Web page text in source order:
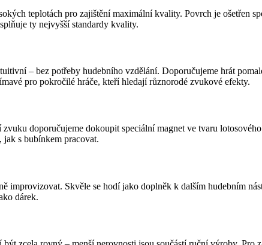
teplotách pro zajištění maximální kvality. Povrch je ošetřen
ty nejvyšší standardy kvality.
– bez potřeby hudebního vzdělání. Doporučujeme hrát
pro pokročilé hráče, kteří hledají různorodé zvukové efekty.
doporučujeme dokoupit speciální magnet ve tvaru
jak s bubínkem pracovat.
improvizovat. Skvěle se hodí jako doplněk k dalším hudebním
dárek.